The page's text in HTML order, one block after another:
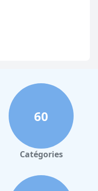
60
Catégories